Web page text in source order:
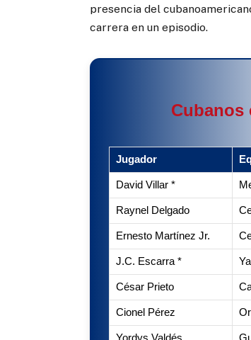
presencia del
carrera en un episodio.
Cubanos
Jugador
David Villar *
Raynel Delgado
Ernesto Martínez Jr.
J.C. Escarra *
César Prieto
Cionel Pérez